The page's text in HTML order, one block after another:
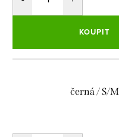
KOUPIT
černá / S/M